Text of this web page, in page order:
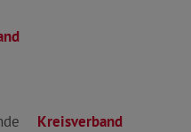
Kreisverband